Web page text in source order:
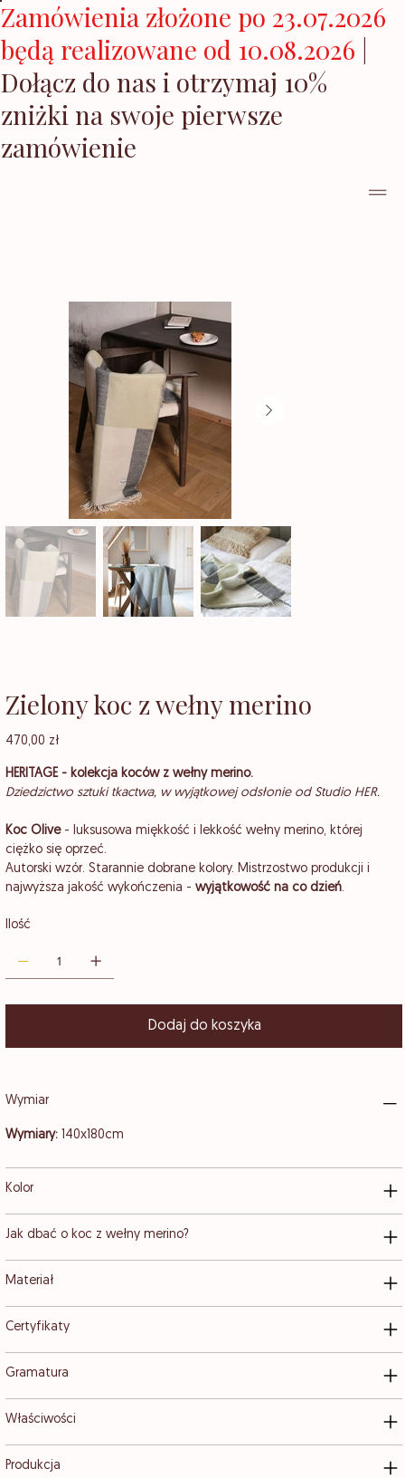
Zamówienia złożone po 23.07.2026
będą realizowane od 10.08.2026
Dołącz do nas i otrzymaj 10%
zniżki na swoje pierwsze
zamówienie
Zielony koc z wełny merino
Cena
470,00 zł
HERITAGE - kolekcja koców z wełny merino.
Dziedzictwo sztuki tkactwa, w wyjątkowej odsłonie od Studio HER.
Koc Olive- luksusowa miękkość i lekkość wełny merino, której
ciężko się oprzeć.
Autorski wzór. Starannie dobrane kolory. Mistrzostwo produkcji i
najwyższa jakość wykończenia - wyjątkowość na co dzień.
Ilość
Dodaj do koszyka
Wymiar
Wymiary:140x180cm
Kolor
Jak dbać o koc z wełny merino?
Materiał
Certyfikaty
Gramatura
Właściwości
Produkcja